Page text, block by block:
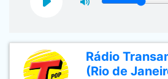
Rádio
(Rio de